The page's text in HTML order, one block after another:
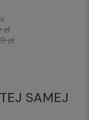
zł
SAMEJ